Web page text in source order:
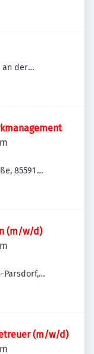
Bach-
Deutschland
an der
Bach-
Deutschland
85591
(m/w/d)
Parsdorf,
(m/w/d)